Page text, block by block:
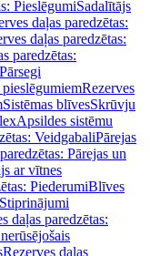
PieslēgumiSadalītājs
daļas paredzētas:
daļas paredzētas:
paredzētas:
Pārsegi
Rezerves
Sistēmas blīvesSkrūvju
Apsildes sistēmu
VeidgabaliPārejas
Pārejas un
ar vītnes
PiederumiBlīves
Stiprinājumi
daļas paredzētas:
Rezerves daļas